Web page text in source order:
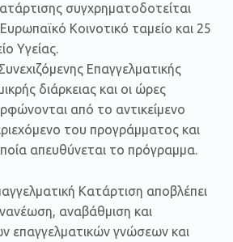
συγχρηματοδοτείται
Κοινοτικό ταμείο και 25
Υγείας.
Επαγγελματικής
διάρκειας και οι ώρες
από το αντικείμενο
του προγράμματος και
απευθύνεται το πρόγραμμα.
Κατάρτιση αποβλέπει
αναβάθμιση και
επαγγελματικών γνώσεων και